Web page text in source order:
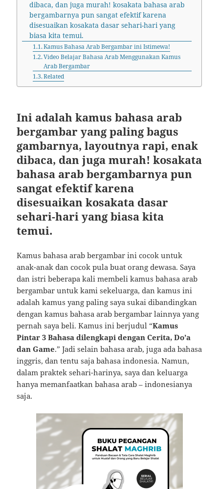
dibaca, dan juga murah! kosakata bahasa arab
bergambarnya pun sangat efektif karena
disesuaikan kosakata dasar sehari-hari yang
biasa kita temui.
Kamus Bahasa Arab Bergambar ini Istimewa!
Video Belajar Bahasa Arab Menggunakan Kamus
Arab Bergambar
Related
Ini adalah kamus bahasa arab
bergambar yang paling bagus
gambarnya, layoutnya rapi, enak
dibaca, dan juga murah! kosakata
bahasa arab bergambarnya pun
sangat efektif karena
disesuaikan kosakata dasar
sehari-hari yang biasa kita
temui.
Kamus bahasa arab bergambar ini cocok untuk
anak-anak dan cocok pula buat orang dewasa. Saya
dan istri beberapa kali membeli kamus bahasa arab
bergambar untuk kami sekeluarga, dan kamus ini
adalah kamus yang paling saya sukai dibandingkan
dengan kamus bahasa arab bergambar lainnya yang
pernah saya beli. Kamus ini berjudul “Kamus
Pintar 3 Bahasa dilengkapi dengan Cerita, Do’a
dan Game.” Jadi selain bahasa arab, juga ada bahasa
inggris, dan tentu saja bahasa indonesia. Namun,
dalam praktek sehari-harinya, saya dan keluarga
hanya memanfaatkan bahasa arab – indonesianya
saja.